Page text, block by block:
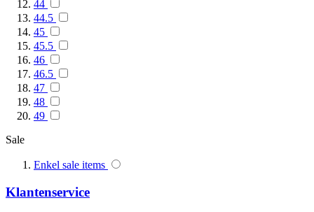
44
44.5
45
45.5
46
46.5
47
48
49
Sale
Enkel sale items
Klantenservice